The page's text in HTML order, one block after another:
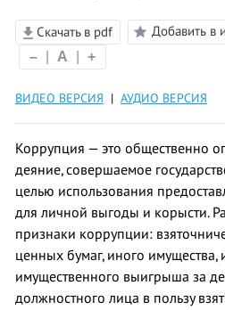
Скачать в pdf
Добавить в
– A +
ВИДЕО ВЕРСИЯ | АУДИО ВЕРСИЯ
Коррупция — это общественно
деяние, совершаемое
целью использования
для личной выгоды и корысти.
признаки коррупции:
ценных бумаг, иного
имущественного выигрыша за
должностного лица в пользу